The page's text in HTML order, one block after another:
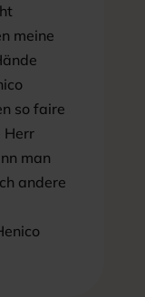
meine
so faire
Herr
man
andere